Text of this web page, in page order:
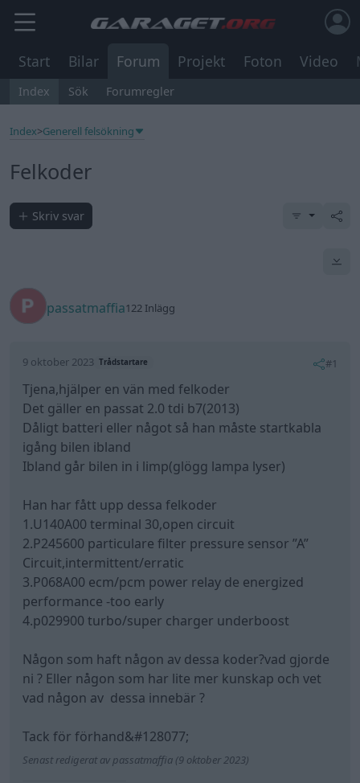
Start Bilar Forum Projekt Foton Video
Index Sök Forumregler
Index>Generell felsökning
Felkoder
Skriv svar
passatmaffia122 Inlägg
9 oktober 2023 Trådstartare #1
Tjena,hjälper en vän med felkoder
Det gäller en passat 2.0 tdi b7(2013)
Dåligt batteri eller något så han måste startkabla
igång bilen ibland
Ibland går bilen in i limp(glögg lampa lyser)
Han har fått upp dessa felkoder
1.U140A00 terminal 30,open circuit
2.P245600 particulare filter pressure sensor ”A”
Circuit,intermittent/erratic
3.P068A00 ecm/pcm power relay de energized
performance -too early
4.p029900 turbo/super charger underboost
Någon som haft någon av dessa koder?vad gjorde
ni ? Eller någon som har lite mer kunskap och vet
vad någon av dessa innebär ?
Tack för förhand&#128077;
Senast redigerat av passatmaffia (9 oktober 2023)